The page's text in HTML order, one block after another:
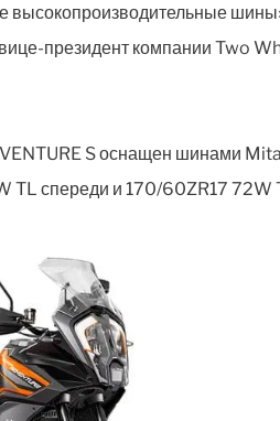
высокопроизводительные
президент компании Two
S оснащен шинами
TL спереди и 170/60ZR17 72W